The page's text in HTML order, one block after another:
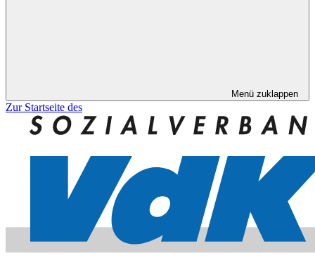
Menü zuklappen
Zur Startseite des